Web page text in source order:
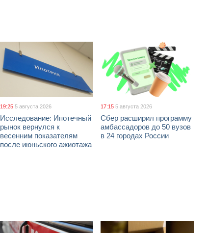
19:25 5 августа 2026
Исследование: Ипотечный
рынок вернулся к
весенним показателям
после июньского ажиотажа
17:15 5 августа 2026
Сбер расширил программу
амбассадоров до 50 вузов
в 24 городах России